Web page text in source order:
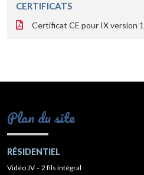
CERTIFICATS
Certificat CE pour IX version 1
Plan du site
RÉSIDENTIEL
Vidéo JV – 2 fils intégral